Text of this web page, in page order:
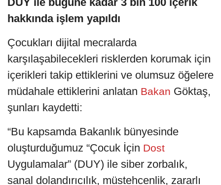
hakkında işlem yapıldı
Çocukları dijital mecralarda
karşılaşabilecekleri risklerden korumak için
içerikleri takip ettiklerini ve olumsuz öğelere
müdahale ettiklerini anlatan Bakan Göktaş,
şunları kaydetti:
“Bu kapsamda Bakanlık bünyesinde
oluşturduğumuz “Çocuk İçin Dost
Uygulamalar” (DUY) ile siber zorbalık,
sanal dolandırıcılık, müstehcenlik, zararlı